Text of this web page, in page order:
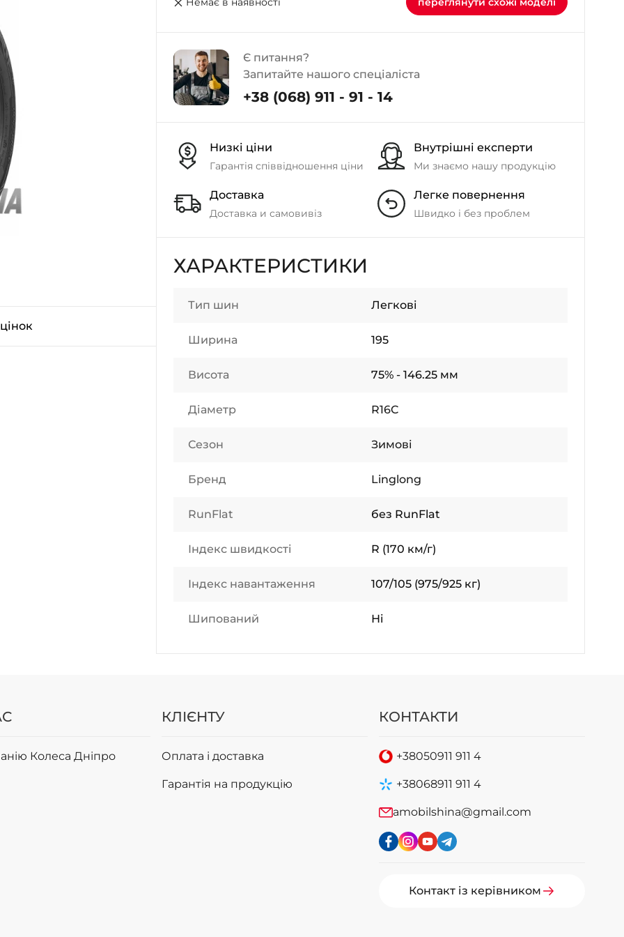
- на Калиновій
+38 (068)-923-74-19
- Калинова
Є питання?
Запитайте нашого спеціаліста
+38 (068) 911 - 91 - 14
Низкі ціни
Гарантія співвідношення ціни
Внутрішні експерти
Ми знаємо нашу продукцію
Доставка
Доставка и самовивіз
Легке повернення
Швидко і без проблем
ХАРАКТЕРИСТИКИ
Тип шин Легкові
Ширина 195
Висота 75% - 146.25 мм
Діаметр R16C
Сезон Зимові
Бренд Linglong
RunFlat без RunFlat
Індекс швидкості R (170 км/г)
Індекс навантаження 107/105 (975/925 кг)
Шипований Ні
Колеса Дніпро
КЛІЄНТУ
Оплата і доставка
Гарантія на продукцію
КОНТАКТИ
+38050911 911 4
+38068911 911 4
amobilshina@gmail.com
Контакт із керівником